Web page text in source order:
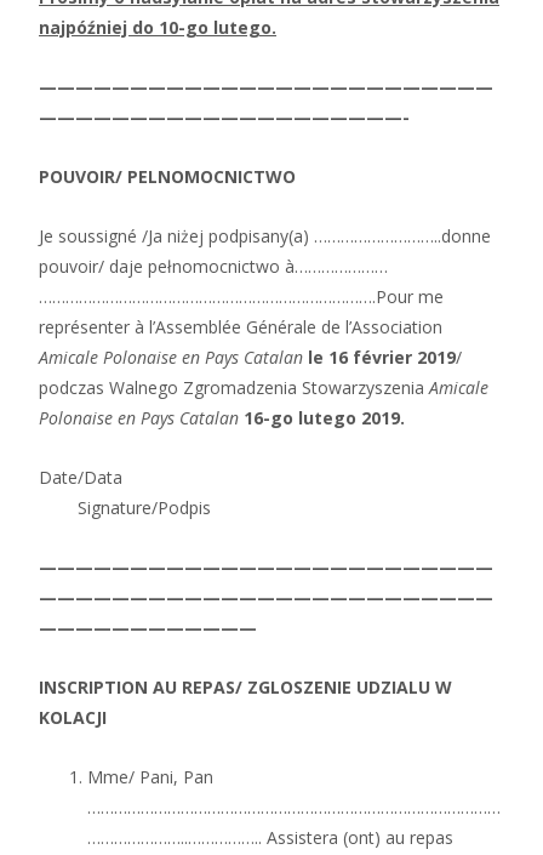
najpóźniej do 10-go lutego.
—————————————————————————
————————————————————-
POUVOIR/ PELNOMOCNICTWO
Je soussigné /Ja niżej podpisany(a) ………………………..donne
pouvoir/ daje pełnomocnictwo à…………………
………………………………………………………………….Pour me
représenter à l’Assemblée Générale de l’Association
Amicale Polonaise en Pays Catalan le 16 février 2019/
podczas Walnego Zgromadzenia StowarzyszeniaAmicale
Polonaise en Pays Catalan 16-go lutego 2019.
Date/Data
Signature/Podpis
—————————————————————————
—————————————————————————
————————————
INSCRIPTION AU REPAS/ ZGLOSZENIE UDZIALU W
KOLACJI
Mme/ Pani, Pan
…………………………………………………………………………………
…………………..…………….. Assistera (ont) au repas